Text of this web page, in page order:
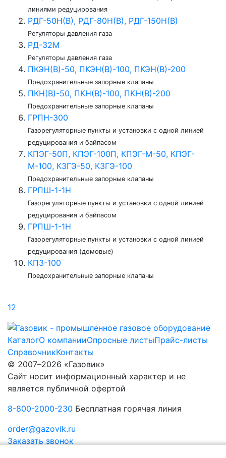
линиями редуцирования
РДГ-50Н(В), РДГ-80Н(В), РДГ-150Н(В)
Регуляторы давления газа
РД-32М
Регуляторы давления газа
ПКЭН(В)-50, ПКЭН(В)-100, ПКЭН(В)-200
Предохранительные запорные клапаны
ПКН(В)-50, ПКН(В)-100, ПКН(В)-200
Предохранительные запорные клапаны
ГРПН-300
Газорегуляторные пункты и установки с одной линией
редуцирования и байпасом
КПЭГ-50П, КПЭГ-100П, КПЭГ-М-50, КПЭГ-
М-100, КЗГЭ-50, КЗГЭ-100
Предохранительные запорные клапаны
ГРПШ-1-1Н
Газорегуляторные пункты и установки с одной линией
редуцирования и байпасом
ГРПШ-1-1Н
Газорегуляторные пункты и установки с одной линией
редуцирования (домовые)
КПЗ-100
Предохранительные запорные клапаны
12
КаталогО компанииОпросные листыПрайс-листы
СправочникКонтакты
© 2007–2026 «Газовик»
Сайт носит информационный характер и не
является публичной офертой
8-800-2000-230 Бесплатная горячая линия
order@gazovik.ru
Заказать звонок